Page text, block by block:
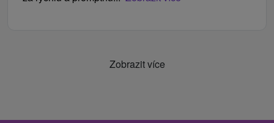
Zobrazit více